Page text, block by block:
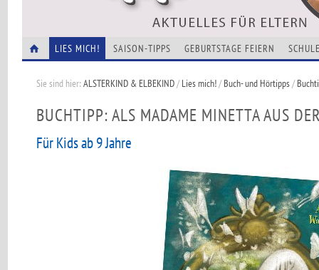
LIES MICH! SAISON-TIPPS GEBURTSTAGE FEIERN
Sie sind hier:ALSTERKIND & ELBEKIND/Lies mich!/Buch- und Hörtipps/
BUCHTIPP: ALS MADAME MINETTA AUS
Für Kids ab 9 Jahre